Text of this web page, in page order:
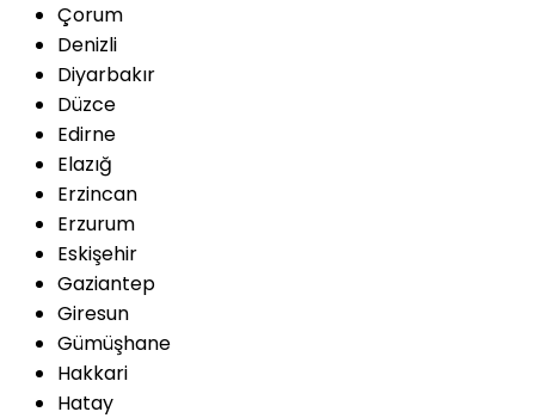
Çorum
Denizli
Diyarbakır
Düzce
Edirne
Elazığ
Erzincan
Erzurum
Eskişehir
Gaziantep
Giresun
Gümüşhane
Hakkari
Hatay